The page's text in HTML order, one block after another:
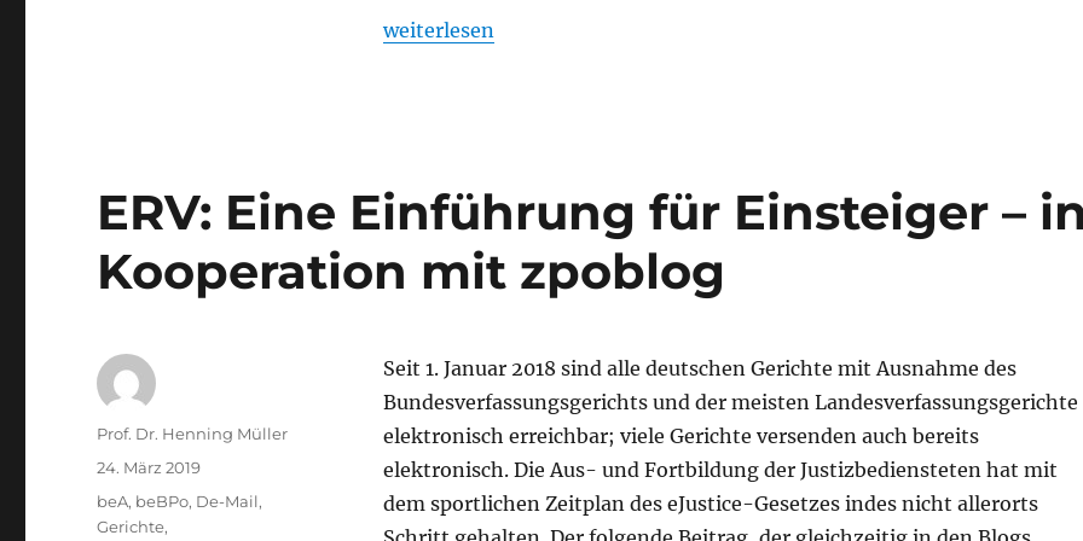
„VGH Baden-Württemberg zur Signatur beim beBPo“
weiterlesen
ERV: Eine Einführung für Einsteiger –
Kooperation mit zpoblog
Seit 1. Januar 2018 sind alle deutschen Gerichte mit Ausnahme des
Bundesverfassungsgerichts und der meisten Landesverfassungsgerichte
elektronisch erreichbar; viele Gerichte versenden auch bereits
elektronisch. Die Aus- und Fortbildung der Justizbediensteten hat mit
dem sportlichen Zeitplan des eJustice-Gesetzes indes nicht allerorts
Autor
Prof. Dr. Henning Müller
Veröffentlicht
am
24. März 2019
Kategorien
beA, beBPo, De-Mail,
Gerichte,